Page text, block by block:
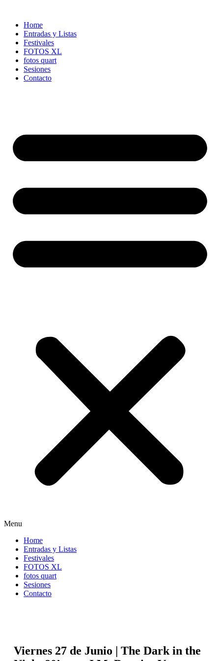
contenidoHome
Entradas y Listas
Festivales
FOTOS XL
fotos quart
Sesiones
Contacto
Menu
Home
Entradas y Listas
Festivales
FOTOS XL
fotos quart
Sesiones
Contacto
Viernes 27 de Junio | The Dark in the